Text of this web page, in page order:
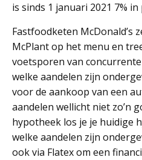
is sinds 1 januari 2021 7% in
Fastfoodketen McDonald’s
McPlant op het menu en
voetsporen van
welke aandelen zijn
voor de aankoop van een
aandelen wellicht niet zo’n
hypotheek los je je huidige
welke aandelen zijn
ook via Flatex om een